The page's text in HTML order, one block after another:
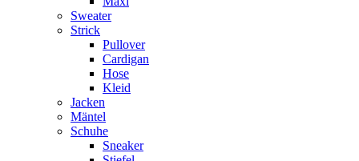
Sweater
Strick
Pullover
Cardigan
Hose
Kleid
Jacken
Mäntel
Schuhe
Sneaker